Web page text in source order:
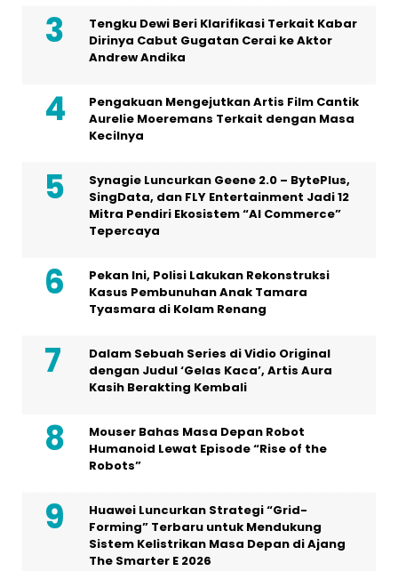
Tengku Dewi Beri Klarifikasi Terkait Kabar
Dirinya Cabut Gugatan Cerai ke Aktor
Andrew Andika
Pengakuan Mengejutkan Artis Film Cantik
Aurelie Moeremans Terkait dengan Masa
Kecilnya
Synagie Luncurkan Geene 2.0 – BytePlus,
SingData, dan FLY Entertainment Jadi 12
Mitra Pendiri Ekosistem “AI Commerce”
Tepercaya
Pekan Ini, Polisi Lakukan Rekonstruksi
Kasus Pembunuhan Anak Tamara
Tyasmara di Kolam Renang
Dalam Sebuah Series di Vidio Original
dengan Judul ‘Gelas Kaca’, Artis Aura
Kasih Berakting Kembali
Mouser Bahas Masa Depan Robot
Humanoid Lewat Episode “Rise of the
Robots”
Huawei Luncurkan Strategi “Grid-
Forming” Terbaru untuk Mendukung
Sistem Kelistrikan Masa Depan di Ajang
The Smarter E 2026